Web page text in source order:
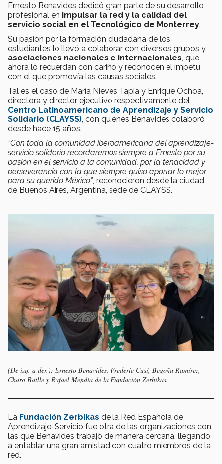
Ernesto Benavides dedicó gran parte de su desarrollo
profesional en impulsar la red y la calidad del
servicio social en el Tecnológico de Monterrey.
Su pasión por la formación ciudadana de los
estudiantes lo llevó a colaborar con diversos grupos y
asociaciones nacionales e internacionales , que
ahora lo recuerdan con cariño y reconocen el ímpetu
con el que promovía las causas sociales.
Tal es el caso de María Nieves Tapia y Enrique Ochoa,
directora y director ejecutivo respectivamente del
Centro Latinoamericano de Aprendizaje y Servicio
Solidario (CLAYSS) , con quienes Benavides colaboró
desde hace 15 años.
“Con toda la comunidad iberoamericana del aprendizaje-
servicio solidario recordaremos siempre a Ernesto por su
pasión en el servicio a la comunidad, por la tenacidad y
perseverancia con la que siempre quiso aportar lo mejor
para su querido México”, reconocieron desde la ciudad
de Buenos Aires, Argentina, sede de CLAYSS.
(De izq. a der.): Ernesto Benavides, Frederic Cusí, Begoña Ramírez,
Charo Batlle y Rafael Mendía de la Fundación Zerbikas.
La Fundación Zerbikas de la Red Española de
Aprendizaje-Servicio fue otra de las organizaciones con
las que Benavides trabajó de manera cercana, llegando
a entablar una gran amistad con cuatro miembros de la
red.